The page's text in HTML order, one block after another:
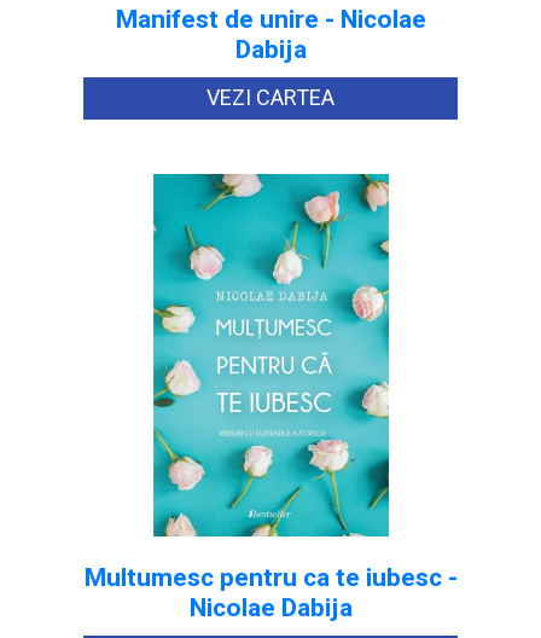
Manifest de unire - Nicolae
Dabija
VEZI CARTEA
Multumesc pentru ca te iubesc -
Nicolae Dabija